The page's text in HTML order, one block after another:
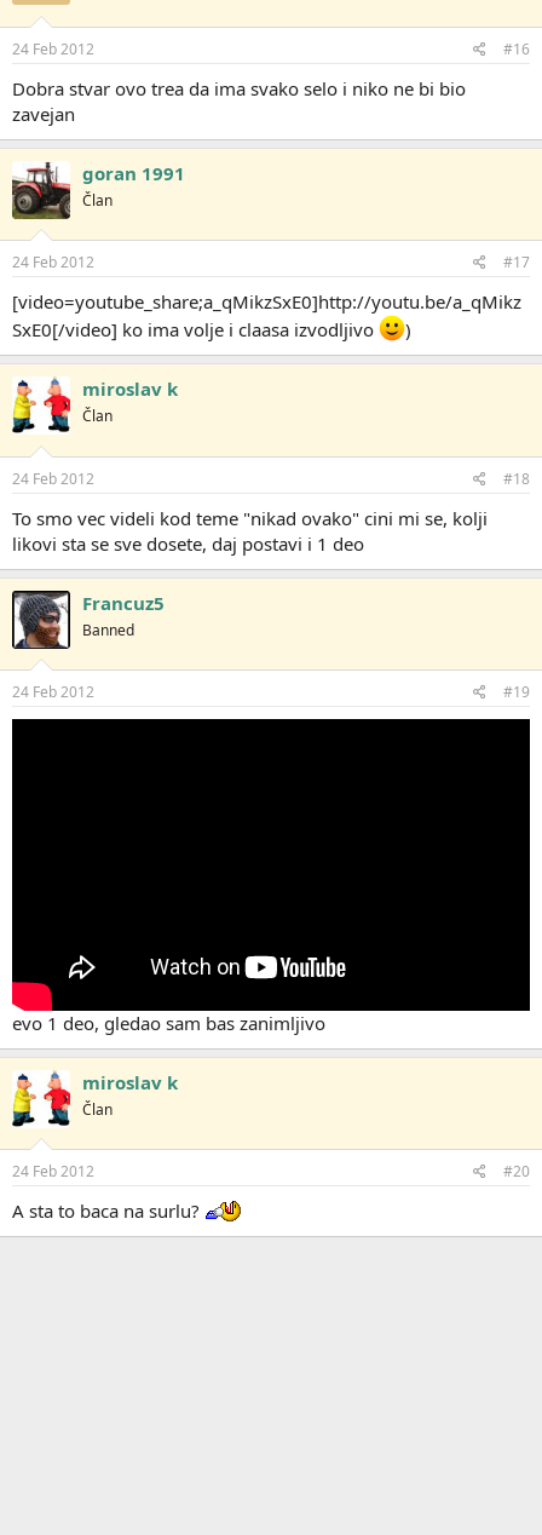
24 Feb 2012 #16
Dobra stvar ovo trea da ima svako selo i niko ne bi bio
zavejan
goran 1991
Član
24 Feb 2012 #17
[video=youtube_share;a_qMikzSxE0]http://youtu.be/a_qMikz
SxE0[/video] ko ima volje i claasa izvodljivo
)
miroslav k
Član
24 Feb 2012 #18
To smo vec videli kod teme "nikad ovako" cini mi se, kolji
likovi sta se sve dosete, daj postavi i 1 deo
Francuz5
Banned
24 Feb 2012 #19
evo 1 deo, gledao sam bas zanimljivo
miroslav k
Član
24 Feb 2012 #20
A sta to baca na surlu?